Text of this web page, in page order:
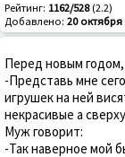
Рейтинг: 1162/528(2.2)
Добавлено: 20 октября
Перед новым
-Представь мне
игрушек на ней
некрасивые а
Муж говорит:
-Так наверное мой